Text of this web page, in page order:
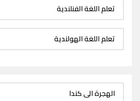
تعلم اللغة الفنلندية
تعلم اللغة الهولندية
الهجرة الى كندا